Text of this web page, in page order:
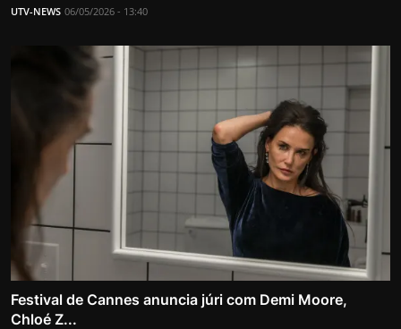
UTV-NEWS 06/05/2026 - 13:40
Festival de Cannes anuncia júri com Demi Moore,
Chloé Z...